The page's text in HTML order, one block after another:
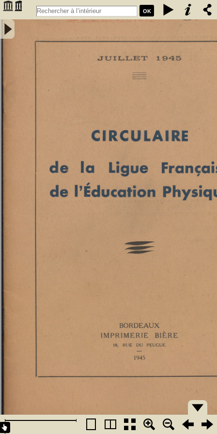
OK
Circulaire de la Ligue française de l’éducation physique - Juillet 1945
- Ligue française de l'éducation physique. Editeur scientifique